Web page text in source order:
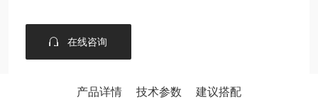
在线咨询
产品详情 技术参数 建议搭配